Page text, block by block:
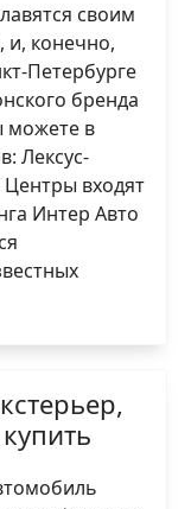
своим
и, конечно,
Петербурге
бренда
можете в
Лексус-
входят
Интер Авто